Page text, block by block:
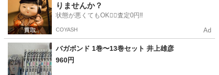
りませんか？
状態が悪くてもOK🙆‍♀️査定0円‼️
COYASH Ad
バガボンド 1巻〜13巻セット 井上雄彦
960円